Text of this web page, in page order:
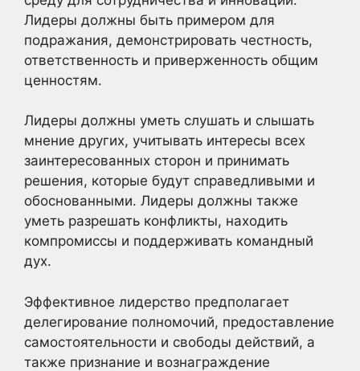
Лидеры должны быть примером для
подражания, демонстрировать честность,
ответственность и приверженность общим
ценностям.
Лидеры должны уметь слушать и слышать
мнение других, учитывать интересы всех
заинтересованных сторон и принимать
решения, которые будут справедливыми и
обоснованными. Лидеры должны также
уметь разрешать конфликты, находить
компромиссы и поддерживать командный
дух.
Эффективное лидерство предполагает
делегирование полномочий, предоставление
самостоятельности и свободы действий, а
также признание и вознаграждение